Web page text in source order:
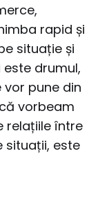
rapid și
situație și
drumul,
pune din
vorbeam
relațiile între
situații, este